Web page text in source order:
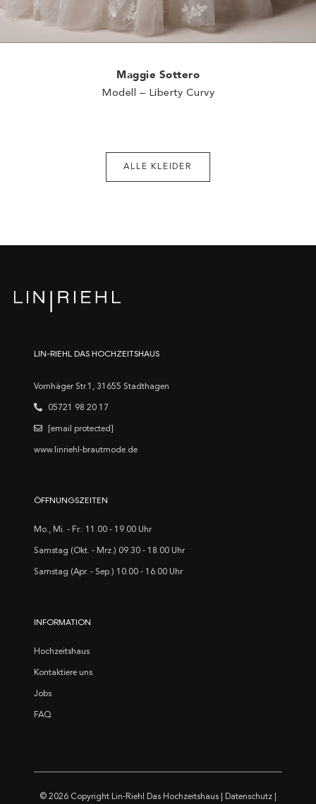
Maggie Sottero
Modell – Liberty Curvy
ALLE KLEIDER
LIN-RIEHL DAS HOCHZEITSHAUS
Vornhäger Str.1, 31655 Stadthagen
05721 98 20 17
[email protected]
www.linriehl-brautmode.de
ÖFFNUNGSZEITEN
Mo., Mi. - Fr.: 11.00 - 19.00 Uhr
Samstag (Okt. - Mrz.) 09.30 - 18.00 Uhr
Samstag (Apr. - Sep.) 10.00 - 16.00 Uhr
INFORMATION
Hochzeitshaus
Kontaktiere uns
Jobs
FAQ
© 2026 Copyright Lin-Riehl Das Hochzeitshaus Datenschutz